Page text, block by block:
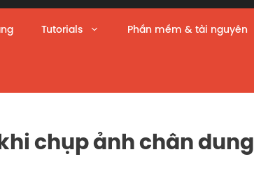
Tutorials Phần mềm & tài nguyên
chụp ảnh chân dung